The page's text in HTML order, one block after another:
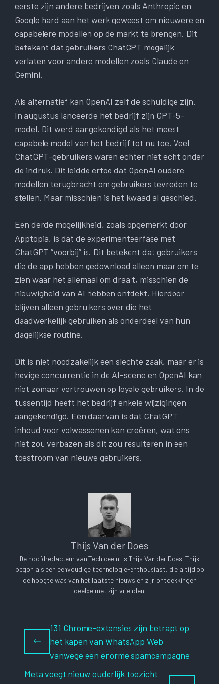
eerste zijn andere bedrijven zoals Anthropic en
Google hard aan het werk geweest om nieuwere en
capabelere modellen op de markt te brengen. Dit
betekent dat gebruikers ChatGPT mogelijk
verlaten voor andere modellen zoals Claude en
Gemini.
Als alternatief kan OpenAI zelf de schuldige zijn.
In augustus lanceerde het bedrijf zijn GPT-5-
model. Dit werd aangekondigd als het meest
capabele model van het bedrijf tot nu toe. Veel
ChatGPT-gebruikers waren echter niet echt onder
de indruk. Dit leidde ertoe dat OpenAI oudere
modellen terugbracht om gebruikers tevreden te
stellen. Maar misschien is het kwaad al geschied.
Een derde mogelijkheid, zoals opgemerkt door
Apptopia, is dat de experimenteerfase met
ChatGPT “voorbij” is. Dit betekent dat gebruikers
die de app hebben gedownload alleen maar om te
zien waar het allemaal om draait, misschien de
nieuwigheid van AI hebben ontdekt. Hierdoor
blijven alleen gebruikers over die het
daadwerkelijk gebruiken als onderdeel van hun
dagelijkse routine.
Dit is niet noodzakelijk een slechte zaak, maar er is
hevige concurrentie in de AI-scene en OpenAI kan
niet zomaar vertrouwen op loyale gebruikers. In de
tussentijd heeft het bedrijf enkele wijzigingen
aangekondigd. Eén daarvan is dat ChatGPT
inhoud voor volwassenen kan creëren, wat ons
niet zou verbazen als dit zou resulteren in een
toestroom van nieuwe gebruikers.
Thijs Van der Does
De hoofdredacteur van Techidee.nl is Thijs Van der Does. Thijs
begon als een eenvoudige technologie-enthousiast, die altijd op
de hoogte was van het laatste nieuws en zijn ontdekkingen
deelde met zijn vrienden.
131 Chrome-extensies zijn betrapt op
het kapen van WhatsApp Web
vanwege een enorme spamcampagne
Meta voegt nieuw ouderlijk toezicht